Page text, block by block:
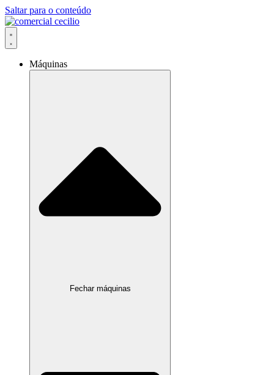
Saltar para o conteúdo
Máquinas
Fechar máquinas